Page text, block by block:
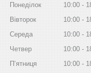
Понеділок 10:00
Вівторок
10:00
Середа
10:00
Четвер
10:00
Пʼятниця
10:00